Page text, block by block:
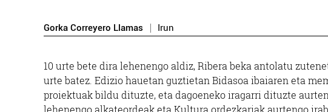
Gorka Correyero Llamas Irun
10 urte bete dira lehenengo aldiz, Ribera beka antolatu
urte batez. Edizio hauetan guztietan Bidasoa ibaiaren eta
proiektuak bildu dituzte, eta dagoeneko iragarri dituzte
lehenengo alkateordeak eta Kultura ordezkariak aurtengo